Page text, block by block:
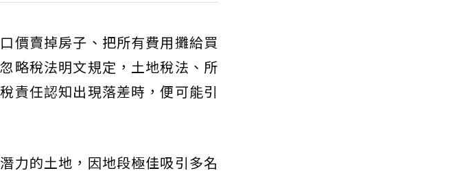
價賣掉房子、把所有費用攤給買
略稅法明文規定，土地稅法、所
責任認知出現落差時，便可能引
力的土地，因地段極佳吸引多名